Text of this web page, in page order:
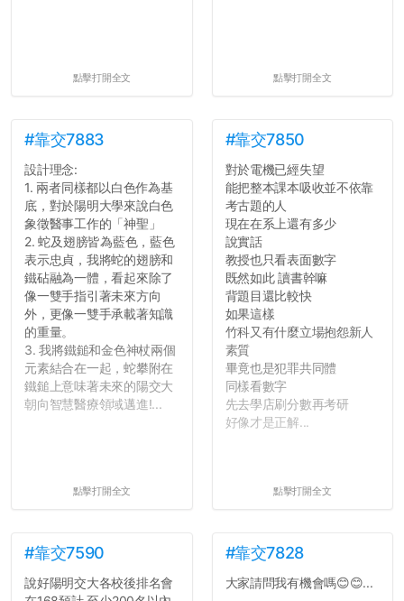
點擊打開全文 點擊打開全文
#靠交7883
設計理念:
1. 兩者同樣都以白色作為基
底，對於陽明大學來說白色
象徵醫事工作的「神聖」
2. 蛇及翅膀皆為藍色，藍色
表示忠貞，我將蛇的翅膀和
鐵砧融為一體，看起來除了
像一雙手指引著未來方向
外，更像一雙手承載著知識
的重量。
3. 我將鐵鎚和金色神杖兩個
元素結合在一起，蛇攀附在
鐵鎚上意味著未來的陽交大
朝向智慧醫療領域邁進!...
點擊打開全文
#靠交7850
對於電機已經失望
能把整本課本吸收並不依靠
考古題的人
現在在系上還有多少
說實話
教授也只看表面數字
既然如此 讀書幹嘛
背題目還比較快
如果這樣
竹科又有什麼立場抱怨新人
素質
畢竟也是犯罪共同體
同樣看數字
先去學店刷分數再考研
好像才是正解...
點擊打開全文
#靠交7590
說好陽明交大各校後排名會
#靠交7828
大家請問我有機會嗎😊😊...